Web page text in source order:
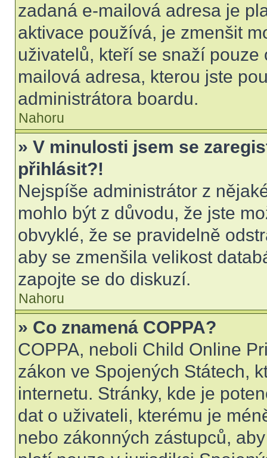
zadaná e-mailová adresa je
aktivace používá, je zmenšit
uživatelů, kteří se snaží
mailová adresa, kterou jste
administrátora boardu.
Nahoru
» V minulosti jsem se
přihlásit?!
Nejspíše administrátor z
mohlo být z důvodu, že jste
obvyklé, že se pravidelně
aby se zmenšila velikost
zapojte se do diskuzí.
Nahoru
» Co znamená COPPA?
COPPA, neboli Child Online
zákon ve Spojených Státech,
internetu. Stránky, kde je
dat o uživateli, kterému je
nebo zákonných zástupců,